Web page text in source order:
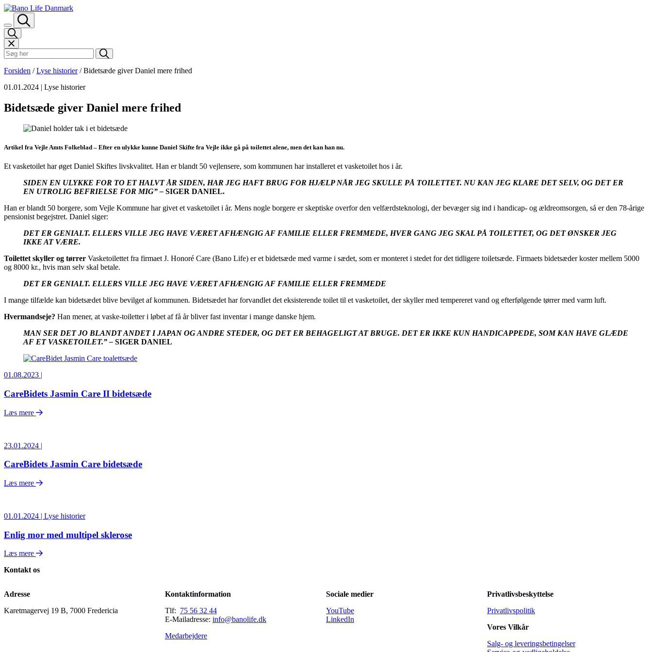
Spring til indhold
Søk i Bano Life
Forsiden /Lyse historier/Bidetsæde giver Daniel mere frihed
01.01.2024 | Lyse historier
Bidetsæde giver Daniel mere frihed
Artikel fra Vejle Amts Folkeblad – Efter en ulykke kunne Daniel Skifte fra Vejle ikke gå på toilettet alene, men det kan han nu.
Et vasketoilet har øget Daniel Skiftes livskvalitet. Han er blandt 50 vejlensere, som kommunen har installeret et vasketoilet hos i år.
SIDEN EN ULYKKE FOR TO ET HALVT ÅR SIDEN, HAR JEG HAFT BRUG FOR HJÆLP NÅR JEG SKULLE PÅ TOILETTET. NU KAN JEG KLARE DET SELV, OG DET ER
EN UTROLIG BEFRIELSE FOR MIG” – SIGER DANIEL.
Han er blandt 50 borgere, som Vejle Kommune har givet et vasketoilet i år. Mens nogle borgere er skeptiske overfor den velfærdsteknologi, der bevæger sig ind i handicap- og ældreomsorgen, så er den 78-årige
pensionist begejstret. Daniel siger:
DET ER GENIALT. ELLERS VILLE JEG HAVE VÆRET AFHÆNGIG AF FAMILIE ELLER FREMMEDE, HVER GANG JEG SKAL PÅ TOILETTET, OG DET ØNSKER JEG
IKKE AT VÆRE.
Toilettet skyller og tørrer Vasketoilettet fra firmaet J. Honoré Care (Bano Life) er et bidetsæde med varme i sædet, som er monteret i stedet for det tidligere toiletsæde. Firmaets bidetsæder koster mellem 5000
og 8000 kr., hvis man selv skal betale.
DET ER GENIALT. ELLERS VILLE JEG HAVE VÆRET AFHÆNGIG AF FAMILIE ELLER FREMMEDE
I mange tilfælde kan bidetsædet blive bevilget af kommunen. Bidetsædet har forvandlet det eksisterende toilet til et vasketoilet, der skyller med tempereret vand og efterfølgende tørrer med varm luft.
Hvermandseje? Han mener, at vaske-toiletter i løbet af få år bliver fast inventar i mange danske hjem.
MAN SER DET JO BLANDT ANDET I JAPAN OG ANDRE STEDER, OG DET ER BEHAGELIGT AT BRUGE. DET ER IKKE KUN HANDICAPPEDE, SOM KAN HAVE GLÆDE
AF ET VASKETOILET.” – SIGER DANIEL
01.08.2023 |
CareBidets Jasmin Care II bidetsæde
Læs mere
23.01.2024 |
CareBidets Jasmin Care bidetsæde
Læs mere
01.01.2024 | Lyse historier
Enlig mor med multipel sklerose
Læs mere
Kontakt os
Adresse
Karetmagervej 19 B, 7000 Fredericia
Kontaktinformation
Tlf: 75 56 32 44
E-Mailadresse: info@banolife.dk
Medarbejdere
Sociale medier
YouTube
LinkedIn
Privatlivsbeskyttelse
Privatlivspolitik
Vores Vilkår
Salg- og leveringsbetingelser